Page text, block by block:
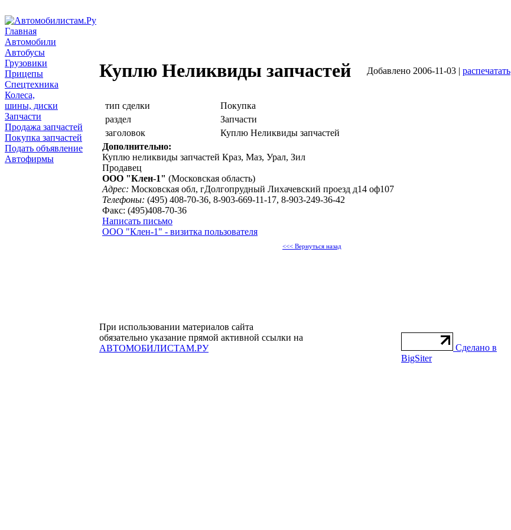
Главная
Автомобили
Автобусы
Грузовики
Прицепы
Спецтехника
Колеса,
шины, диски
Запчасти
Продажа запчастей
Покупка запчастей
Подать объявление
Автофирмы
Куплю Неликвиды запчастей Добавлено 2006-11-03 | распечатать
тип сделки
Покупка
раздел
Запчасти
заголовок
Куплю Неликвиды запчастей
Дополнительно:
Куплю неликвиды запчастей Краз, Маз, Урал, Зил
Продавец
ООО "Клен-1" (Московская область)
Адрес: Московская обл, гДолгопрудный Лихачевский проезд д14 оф107
Телефоны: (495) 408-70-36, 8-903-669-11-17, 8-903-249-36-42
Факс: (495)408-70-36
Написать письмо
ООО "Клен-1" - визитка пользователя
<<< Вернуться назад
При использовании материалов сайта
обязательно указание прямой активной ссылки на
АВТОМОБИЛИСТАМ.РУ
Сделано в
BigSiter